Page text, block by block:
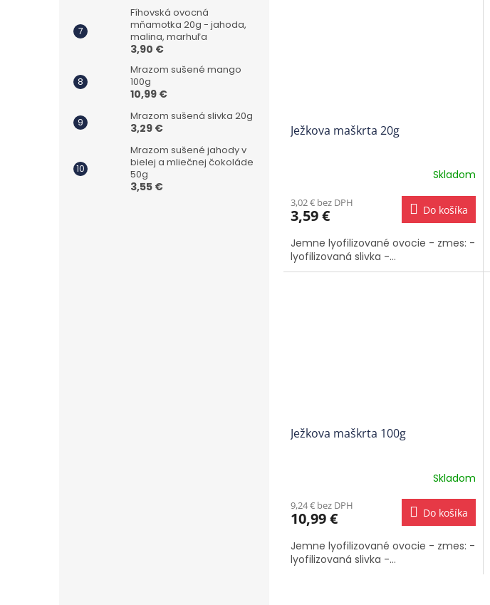
Fíhovská ovocná
mňamotka 20g - jahoda,
malina, marhuľa
3,90 €
Mrazom sušené mango
100g
10,99 €
Mrazom sušená slivka 20g
3,29 €
Mrazom sušené jahody v
bielej a mliečnej čokoláde
50g
3,55 €
Ježkova maškrta 20g
produktu
je
z
5
hviezdičiek.
Skladom
3,02 € bez DPH
3,59 € Do košíka
Jemne lyofilizované ovocie - zmes: -
lyofilizovaná slivka -...
Ježkova maškrta 100g
Skladom
9,24 € bez DPH
10,99 € Do košíka
Jemne lyofilizované ovocie - zmes: -
lyofilizovaná slivka -...